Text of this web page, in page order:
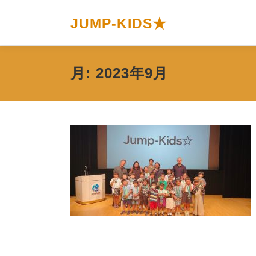
ン
キ
JUMP-KIDS★
月: 2023年9月